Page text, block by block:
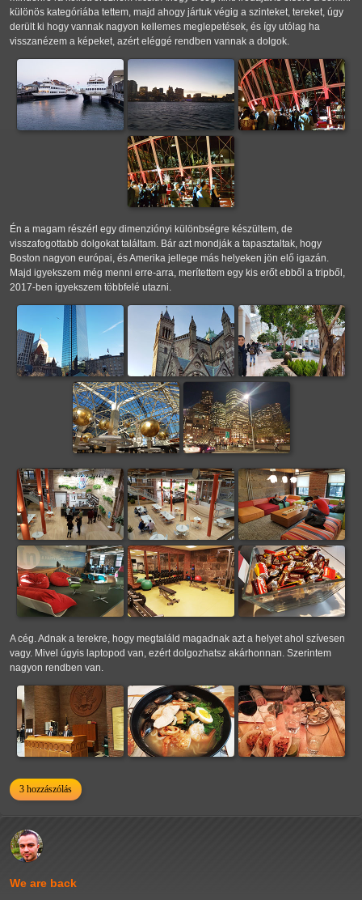
különös kategóriába tettem, majd ahogy jártuk végig a szinteket, tereket, úgy
derült ki hogy vannak nagyon kellemes meglepetések, és így utólag ha
visszanézem a képeket, azért eléggé rendben vannak a dolgok.
Én a magam részérl egy dimenziónyi különbségre készültem, de
visszafogottabb dolgokat találtam. Bár azt mondják a tapasztaltak, hogy
Boston nagyon európai, és Amerika jellege más helyeken jön elő igazán.
Majd igyekszem még menni erre-arra, merítettem egy kis erőt ebből a tripből,
2017-ben igyekszem többfelé utazni.
A cég. Adnak a terekre, hogy megtaláld magadnak azt a helyet ahol szívesen
vagy. Mivel úgyis laptopod van, ezért dolgozhatsz akárhonnan. Szerintem
nagyon rendben van.
3 hozzászólás
We are back